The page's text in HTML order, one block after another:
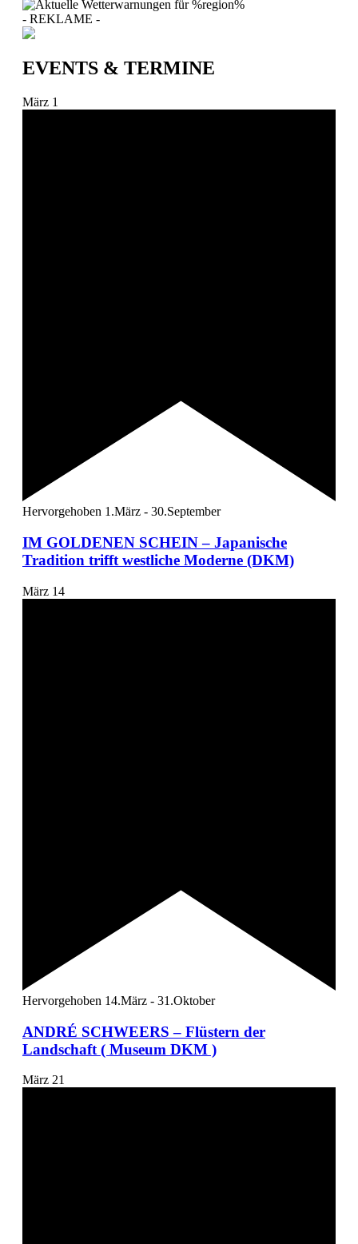
- REKLAME -
EVENTS & TERMINE
März 1
Hervorgehoben 1.März - 30.September
IM GOLDENEN SCHEIN – Japanische
Tradition trifft westliche Moderne (DKM)
März 14
Hervorgehoben 14.März - 31.Oktober
ANDRÉ SCHWEERS – Flüstern der
Landschaft ( Museum DKM )
März 21